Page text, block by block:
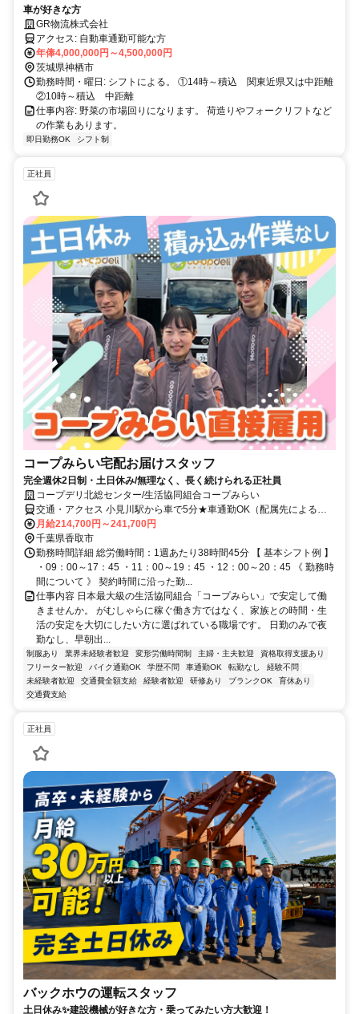
車が好きな方
GR物流株式会社
アクセス: 自動車通勤可能な方
年俸4,000,000円～4,500,000円
茨城県神栖市
勤務時間・曜日: シフトによる。 ①14時～積込 関東近県又は中距離
②10時～積込 中距離
仕事内容: 野菜の市場回りになります。 荷造りやフォークリフトなど
の作業もあります。
即日勤務OK シフト制
正社員
コープみらい宅配お届けスタッフ
完全週休2日制・土日休み/無理なく、長く続けられる正社員
コープデリ北総センター/生活協同組合コープみらい
交通・アクセス 小見川駅から車で5分★車通勤OK（配属先による）
※配属先は、入職時期や各センターの人員状況を踏まえ、本人の希望
を考慮した上で、募集場所を含む通勤可能な範囲のセンターから決定
します。
月給214,700円～241,700円
千葉県香取市
勤務時間詳細 総労働時間：1週あたり38時間45分 【 基本シフト例 】
・09：00～17：45 ・11：00～19：45 ・12：00～20：45 《 勤務時
間について 》 契約時間に沿った勤...
仕事内容 日本最大級の生活協同組合「コープみらい」で安定して働
きませんか。 がむしゃらに稼ぐ働き方ではなく、家族との時間・生
活の安定を大切にしたい方に選ばれている職場です。 日勤のみで夜
勤なし、早朝出...
制服あり 業界未経験者歓迎 変形労働時間制 主婦・主夫歓迎
資格取得支援あり
フリーター歓迎
バイク通勤OK 学歴不問 車通勤OK 転勤なし
経験不問
未経験者歓迎
交通費全額支給 経験者歓迎 研修あり ブランクOK
育休あり
交通費支給
正社員
バックホウの運転スタッフ
土日休み✨建設機械が好きな方・乗ってみたい方大歓迎！